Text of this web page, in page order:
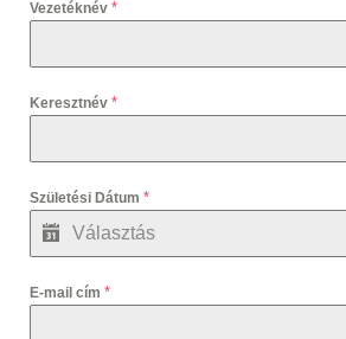
Vezetéknév *
Keresztnév *
Születési Dátum *
E-mail cím *